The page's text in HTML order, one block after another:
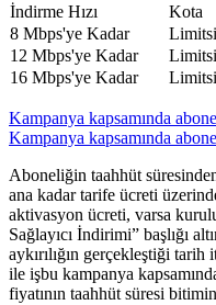
​İndirme Hızı ​Kota
​8 Mbps'ye Kadar
​12 Mbps'ye Kadar
​16 Mbps'ye Kadar
Kampanya kapsamında
Kampanya kapsamında
Aboneliğin taahhüt
ana kadar tarife ücreti
aktivasyon ücreti, varsa
Sağlayıcı İndirimi” başlığı
aykırılığın gerçekleştiği
ile işbu kampanya
fiyatının taahhüt süresi